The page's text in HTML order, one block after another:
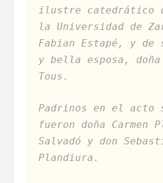
ilustre catedrático
la Universidad de
Fabian Estapé, y de
y bella esposa,
Tous.
Padrinos en el acto
fueron doña Carmen
Salvadó y don
Plandiura.